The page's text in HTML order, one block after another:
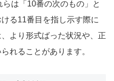
は「10番の次のもの」と
る11番目を指し示す際に
より形式ばった状況や、正
れることがあります。